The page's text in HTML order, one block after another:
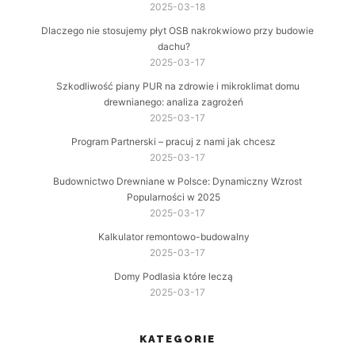
2025-03-18
Dlaczego nie stosujemy płyt OSB nakrokwiowo przy budowie
dachu?
2025-03-17
Szkodliwość piany PUR na zdrowie i mikroklimat domu
drewnianego: analiza zagrożeń
2025-03-17
Program Partnerski – pracuj z nami jak chcesz
2025-03-17
Budownictwo Drewniane w Polsce: Dynamiczny Wzrost
Popularności w 2025
2025-03-17
Kalkulator remontowo-budowalny
2025-03-17
Domy Podlasia które leczą
2025-03-17
KATEGORIE